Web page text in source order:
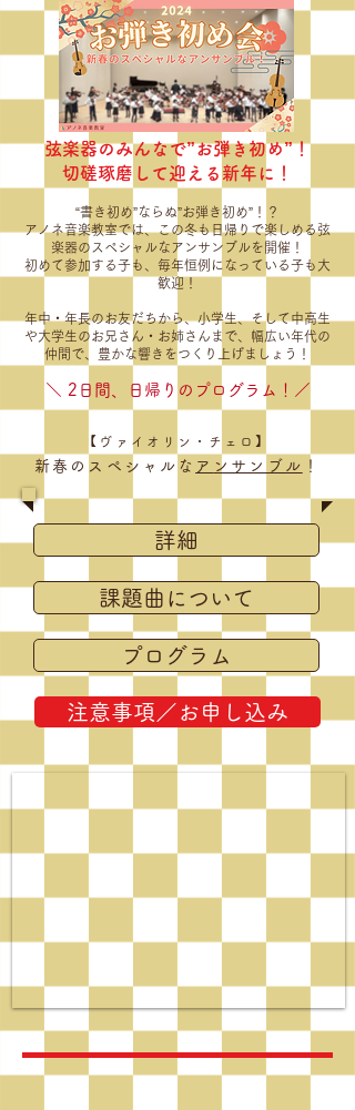
弦楽器のみんなで”お弾き初め”！
切磋琢磨して迎える新年に！
“書き初め”ならぬ”お弾き初め”！？
アノネ音楽教室では、この冬も日帰りで楽しめる弦
楽器のスペシャルなアンサンブルを開催！
初めて参加する子も、毎年恒例になっている子も大
歓迎！
年中・年長のお友だちから、小学生、そして中高生
や大学生のお兄さん・お姉さんまで、幅広い年代の
仲間で、豊かな響きをつくり上げましょう！
＼​ 2日間、日帰りのプログラム！／
【ヴァイオリン・チェロ】
新春のスペシャルな ア ンサンブル ！
詳細
課題曲について
プログラム
注意事項／お申し込み